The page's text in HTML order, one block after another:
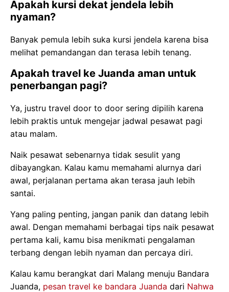
Apakah kursi dekat jendela lebih
nyaman?
Banyak pemula lebih suka kursi jendela karena bisa
melihat pemandangan dan terasa lebih tenang.
Apakah travel ke Juanda aman untuk
penerbangan pagi?
Ya, justru travel door to door sering dipilih karena
lebih praktis untuk mengejar jadwal pesawat pagi
atau malam.
Naik pesawat sebenarnya tidak sesulit yang
dibayangkan. Kalau kamu memahami alurnya dari
awal, perjalanan pertama akan terasa jauh lebih
santai.
Yang paling penting, jangan panik dan datang lebih
awal. Dengan memahami berbagai tips naik pesawat
pertama kali, kamu bisa menikmati pengalaman
terbang dengan lebih nyaman dan percaya diri.
Kalau kamu berangkat dari Malang menuju Bandara
Juanda, pesan travel ke bandara Juanda dari Nahwa